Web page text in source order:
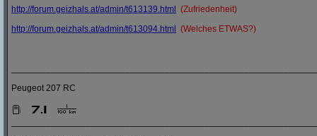
http://forum.geizhals.at/admin/t613139.html
(Zufriedenheit)
http://forum.geizhals.at/admin/t613094.html (Welches ETWAS?)
Peugeot 207 RC